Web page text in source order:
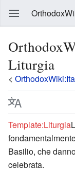
Liturgia
<
Template:Liturgia
Basilio, che
celebrata.